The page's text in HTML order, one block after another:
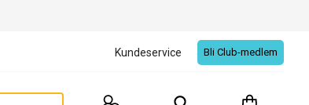
Kundeservice Bli Club-medlem
Handlekurv